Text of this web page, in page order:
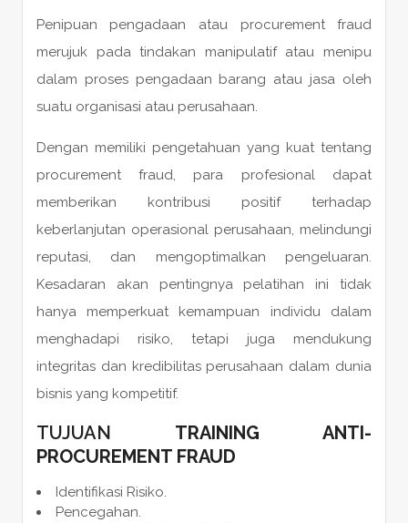
Penipuan pengadaan atau procurement fraud
merujuk pada tindakan manipulatif atau menipu
dalam proses pengadaan barang atau jasa oleh
suatu organisasi atau perusahaan.
Dengan memiliki pengetahuan yang kuat tentang
procurement fraud, para profesional dapat
memberikan kontribusi positif terhadap
keberlanjutan operasional perusahaan, melindungi
reputasi, dan mengoptimalkan pengeluaran.
Kesadaran akan pentingnya pelatihan ini tidak
hanya memperkuat kemampuan individu dalam
menghadapi risiko, tetapi juga mendukung
integritas dan kredibilitas perusahaan dalam dunia
bisnis yang kompetitif.
TUJUAN
TRAINING ANTI-
PROCUREMENT FRAUD
Identifikasi Risiko.
Pencegahan.